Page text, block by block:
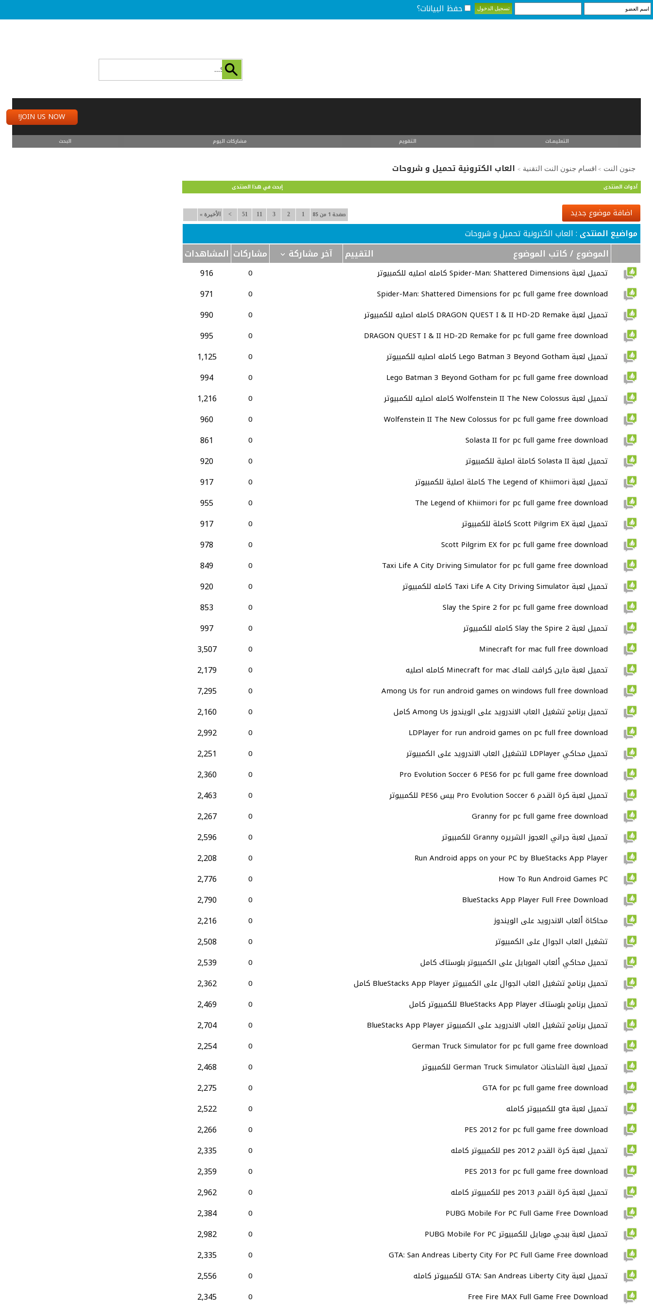
حفظ البيانات؟
JOIN US NOW!
التعليمـــات التقويم مشاركات اليوم البحث
جنون النت > اقسام جنون النت التقنية > العاب الكترونية تحميل و شروحات
أدوات المنتدى إبحث في هذا المنتدى
اضافة موضوع جديد صفحة 1 من 85 1
2
3
11
51
> الأخيرة »
مواضيع المنتدى : العاب الكترونية تحميل و شروحات
التقييم الموضوع / كاتب الموضوع آخر مشاركة مشاركات المشاهدات
تحميل لعبة Spider-Man: Shattered Dimensions كامله اصليه للكمبيوتر 0
916
Spider-Man: Shattered Dimensions for pc full game free download
0
971
تحميل لعبة DRAGON QUEST I & II HD-2D Remake كامله اصليه للكمبيوتر 0
990
DRAGON QUEST I & II HD-2D Remake for pc full game free download
0
995
تحميل لعبة Lego Batman 3 Beyond Gotham كامله اصليه للكمبيوتر 0
1,125
Lego Batman 3 Beyond Gotham for pc full game free download
0
994
تحميل لعبة Wolfenstein II The New Colossus كامله اصليه للكمبيوتر 0
1,216
Wolfenstein II The New Colossus for pc full game free download
0
960
Solasta II for pc full game free download
0
861
تحميل لعبة Solasta II كاملة اصلية للكمبيوتر 0
920
تحميل لعبة The Legend of Khiimori كاملة اصلية للكمبيوتر 0
917
The Legend of Khiimori for pc full game free download
0
955
تحميل لعبة Scott Pilgrim EX كاملة للكمبيوتر 0
917
Scott Pilgrim EX for pc full game free download
0
978
Taxi Life A City Driving Simulator for pc full game free download
0
849
تحميل لعبة Taxi Life A City Driving Simulator كامله للكمبيوتر 0
920
Slay the Spire 2 for pc full game free download
0
853
تحميل لعبة Slay the Spire 2 كامله للكمبيوتر 0
997
Minecraft for mac full free download
0
3,507
تحميل لعبة ماين كرافت للماك Minecraft for mac كامله اصليه 0
2,179
Among Us for run android games on windows full free download
0
7,295
تحميل برنامج تشغيل العاب الاندرويد على الويندوز Among Us كامل 0
2,160
LDPlayer for run android games on pc full free download
0
2,992
تحميل محاكي LDPlayer لتشغيل العاب الاندرويد على الكمبيوتر 0
2,251
Pro Evolution Soccer 6 PES6 for pc full game free download
0
2,360
تحميل لعبة كرة القدم Pro Evolution Soccer 6 بيس PES6 للكمبيوتر 0
2,463
Granny for pc full game free download
0
2,267
تحميل لعبة جراني العجوز الشريره Granny للكمبيوتر 0
2,596
Run Android apps on your PC by BlueStacks App Player
0
2,208
How To Run Android Games PC
0
2,776
BlueStacks App Player Full Free Download
0
2,790
محاكاة ألعاب الاندرويد على الويندوز 0
2,216
تشغيل العاب الجوال على الكمبيوتر 0
2,508
تحميل محاكي ألعاب الموبايل على الكمبيوتر بلوستاك كامل 0
2,539
تحميل برنامج تشغيل العاب الجوال على الكمبيوتر BlueStacks App Player كامل 0
2,362
تحميل برنامج بلوستاك BlueStacks App Player للكمبيوتر كامل 0
2,469
تحميل برنامج تشغيل العاب الاندرويد على الكمبيوتر BlueStacks App Player 0
2,704
German Truck Simulator for pc full game free download
0
2,254
تحميل لعبة الشاحنات German Truck Simulator للكمبيوتر 0
2,468
GTA for pc full game free download
0
2,275
تحميل لعبة gta للكمبيوتر كامله 0
2,522
PES 2012 for pc full game free download
0
2,266
تحميل لعبة كرة القدم pes 2012 للكمبيوتر كامله 0
2,335
PES 2013 for pc full game free download
0
2,359
تحميل لعبة كرة القدم pes 2013 للكمبيوتر كامله 0
2,962
PUBG Mobile For PC Full Game Free Download
0
2,384
تحميل لعبة ببجي موبايل للكمبيوتر PUBG Mobile For PC 0
2,982
GTA: San Andreas Liberty City For PC Full Game Free download
0
2,335
تحميل لعبة GTA: San Andreas Liberty City للكمبيوتر كامله 0
2,556
Free Fire MAX Full Game Free Download
0
2,345